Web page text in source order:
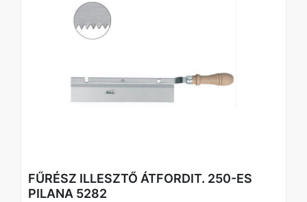
FŰRÉSZ ILLESZTŐ ÁTFORDIT. 250-ES
PILANA 5282